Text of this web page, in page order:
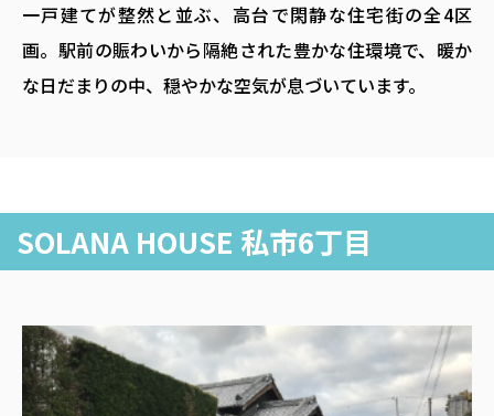
物
件
一戸建てが整然と並ぶ、高台で閑静な住宅街の全4区
画。駅前の賑わいから隔絶された豊かな住環境で、暖か
な日だまりの中、穏やかな空気が息づいています。
SOLANA HOUSE 私市6丁目